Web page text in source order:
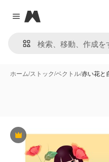
Close menu
Magnific
ホーム/ストック/ベクトル/赤い花と
Premium